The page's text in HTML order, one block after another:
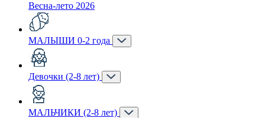
Весна-лето 2026
МАЛЫШИ 0-2 года
Девочки (2-8 лет)
МАЛЬЧИКИ (2-8 лет)